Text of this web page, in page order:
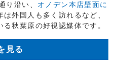
り沿い、 オノデン本店壁面に
は外国人も多く訪れるなど、
秋葉原の好視認媒体です。
見る